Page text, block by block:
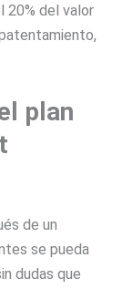
20% del valor
plan
de un
se pueda
dudas que